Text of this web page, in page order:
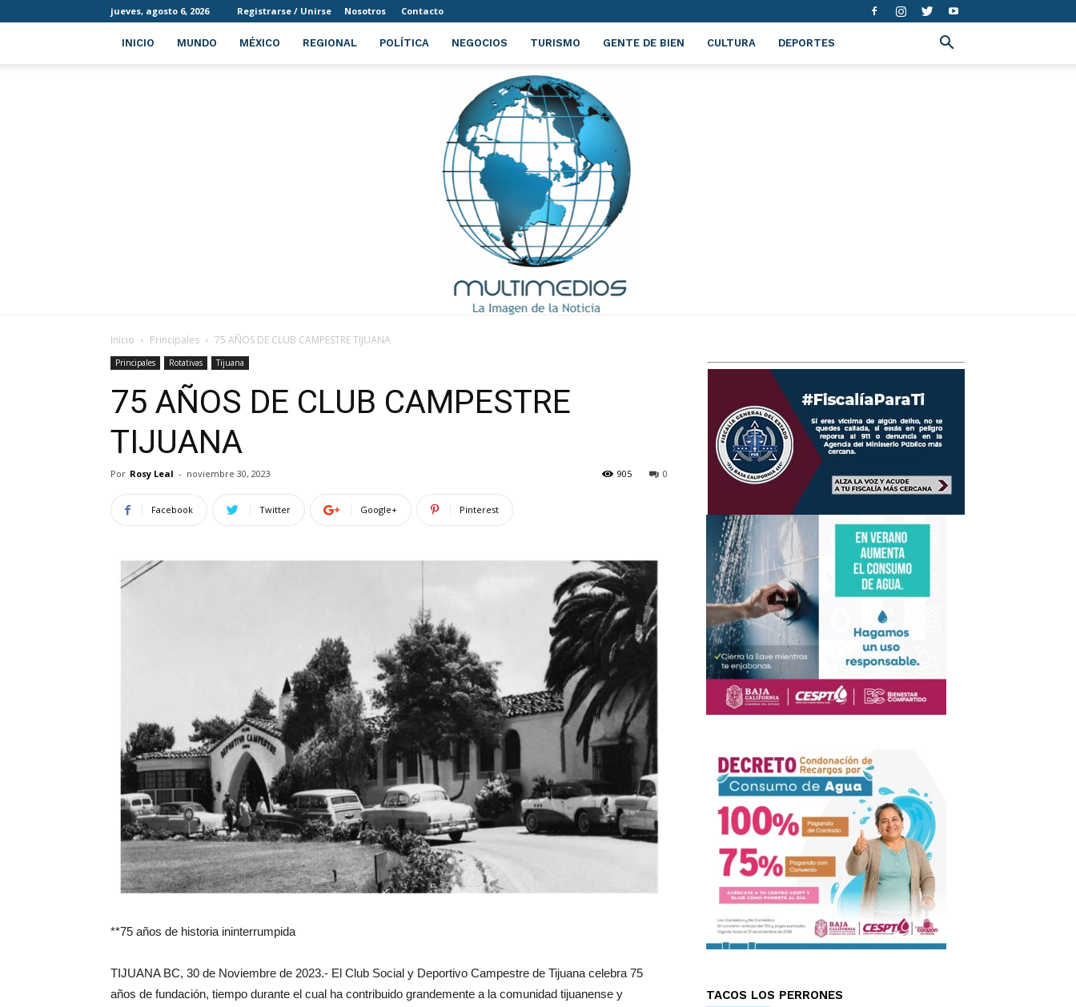
jueves, agosto 6, 2026 Registrarse / Unirse Nosotros Contacto
INICIO MUNDO MÉXICO REGIONAL POLÍTICA NEGOCIOS TURISMO GENTE DE BIEN CULTURA DEPORTES
Inicio Principales 75 AÑOS DE CLUB CAMPESTRE TIJUANA
Principales Rotativas Tijuana
75 AÑOS DE CLUB CAMPESTRE
TIJUANA
Por Rosy Leal - noviembre 30, 2023 0
905
Facebook Twitter Google+ Pinterest
**75 años de historia ininterrumpida
TIJUANA BC, 30 de Noviembre de 2023.- El Club Social y Deportivo Campestre de Tijuana celebra 75
años de fundación, tiempo durante el cual ha contribuido grandemente a la comunidad tijuanense y
TACOS LOS PERRONES